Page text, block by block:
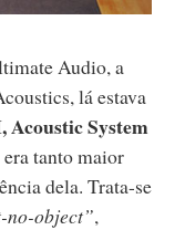
Audio, a
lá estava
Acoustic System
tanto maior
dela. Trata-se
no-object”,